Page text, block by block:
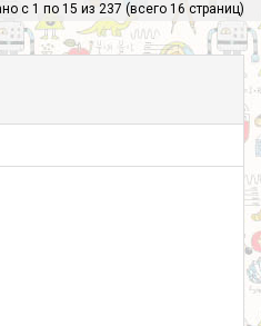
с 1 по 15 из 237 (всего 16 страниц)